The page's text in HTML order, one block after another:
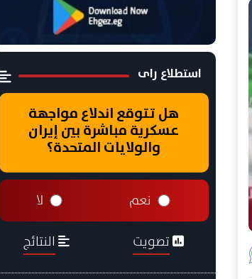
استطلاع راى
هل تتوقع اندلاع مواجهة
عسكرية مباشرة بين إيران
والولايات المتحدة؟
نعم لا
تصويت النتائج